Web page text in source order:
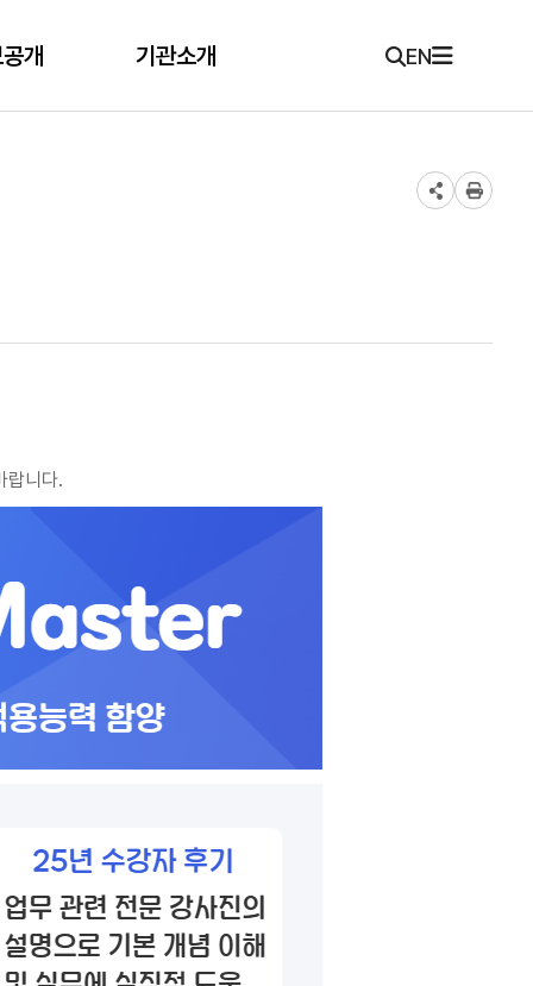
개 기관소개 EN
랍니다.